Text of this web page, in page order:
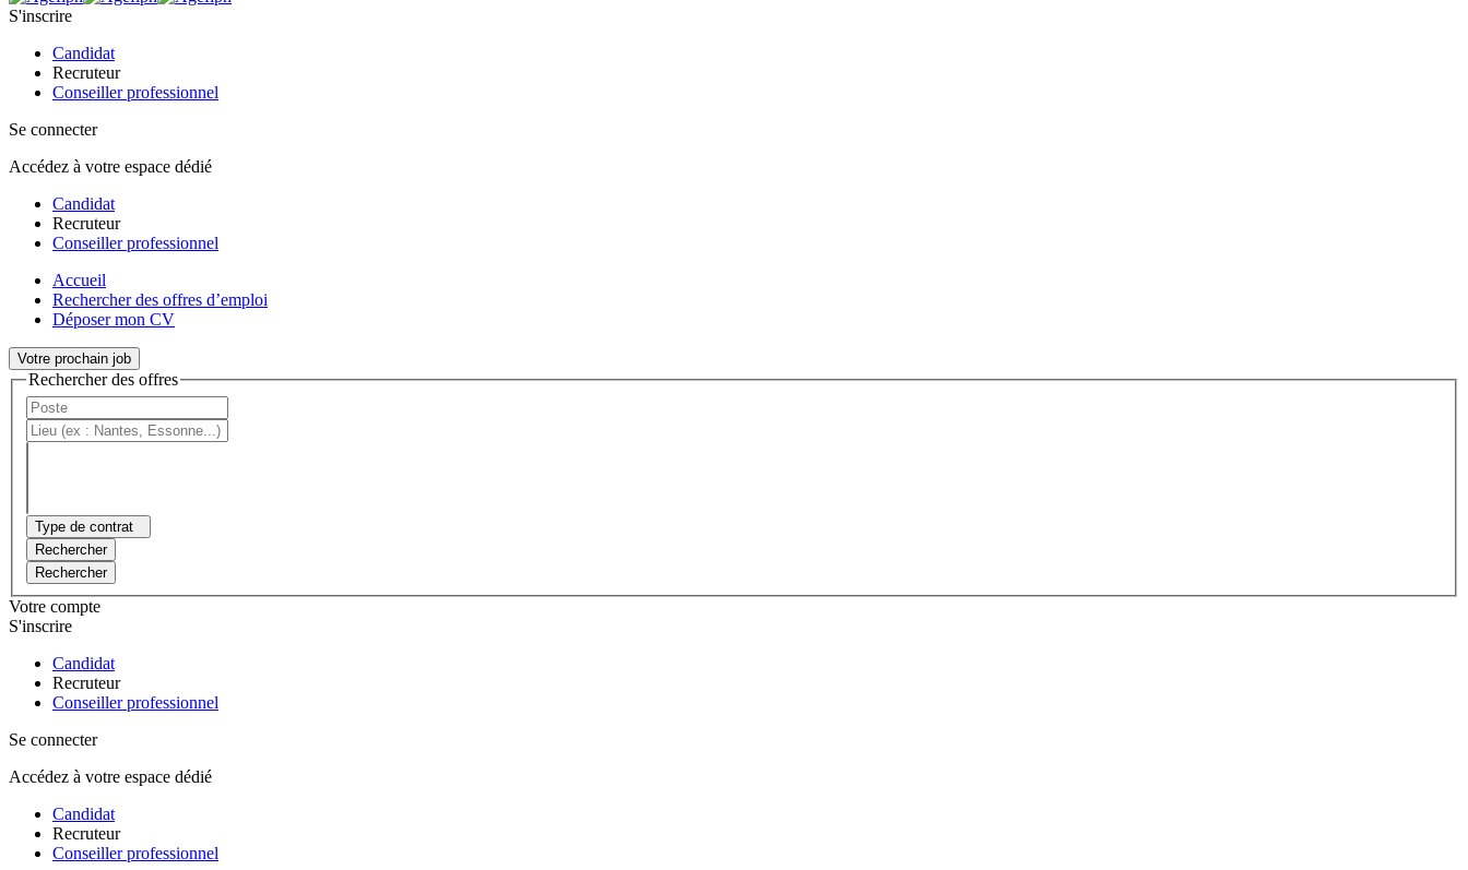
S'inscrire
Candidat
Recruteur
Conseiller professionnel
Se connecter
Accédez à votre espace dédié
Candidat
Recruteur
Conseiller professionnel
Accueil
Rechercher des offres d’emploi
Déposer mon CV
Votre prochain job
Rechercher des offres
Type de contrat
Rechercher
Rechercher
Votre compte
S'inscrire
Candidat
Recruteur
Conseiller professionnel
Se connecter
Accédez à votre espace dédié
Candidat
Recruteur
Conseiller professionnel